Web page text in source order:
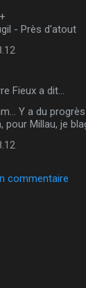
- Près d'atout
Fieux a dit…
Y a du
pour Millau, je
commentaire